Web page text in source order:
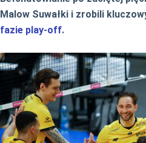
Malow Suwałki i zrobili
fazie play-off.